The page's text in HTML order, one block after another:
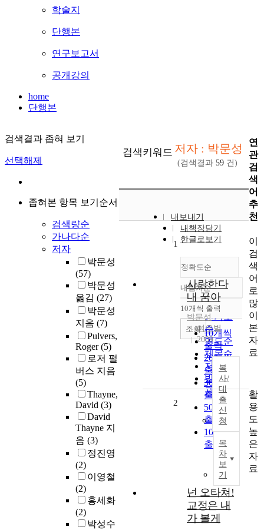
학술지
단행본
연구보고서
공개강의
home
단행본
검색결과 좁혀 보기
선택해제
좁혀본 항목 보기순서
검색량순
가나다순
저자
박문성
(57)
박문성
옮김 (27)
박문성
지음 (7)
Pulvers,
Roger(5)
로저 펄
버스 지음
(5)
Thayne,
David (3)
David
Thayne 지
음 (3)
정진영
(2)
이영철
(2)
홍세화
(2)
박성수
검색키워드 저자 : 박문성
(검색결과 59 건)
내보내기
내책장담기
한글로보기
정확도순
정확도
순
인기도
순
연도순
제목순
저자순
발행기
관순
내림차순
내림차순
10개씩 출력
10개씩
출력
20개씩
출력
30개씩
출력
50개씩
출력
100개씩
출력
조회
1
사랑한다
내 꿈아
박문성
여우볕
2009
복
사/
대
출
신
청
목
차
보
기
2
넌 오타쳐!
교정은 내
가 볼게
연
관
검
색
어
추
천
이
검
색
어
로
많
이
본
자
료
활
용
도
높
은
자
료